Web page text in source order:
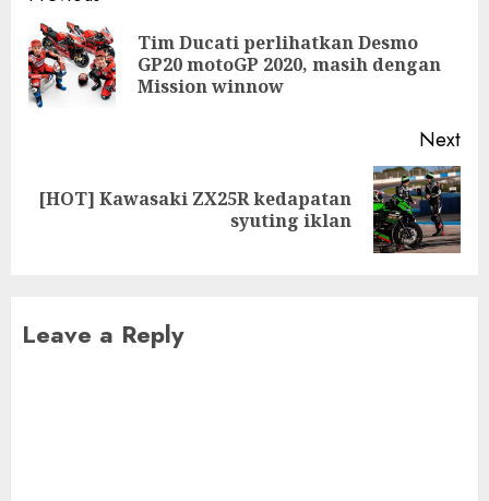
navigationTim Ducati perlihatkan Desmo
GP20 motoGP 2020, masih dengan
Mission winnow
Next
Next
[HOT] Kawasaki ZX25R kedapatan
syuting iklan
Leave a Reply